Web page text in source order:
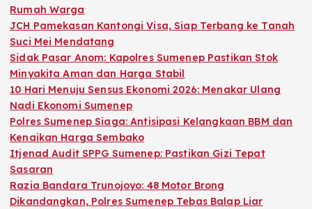
Rumah Warga
JCH Pamekasan Kantongi Visa, Siap Terbang ke Tanah
Suci Mei Mendatang
Sidak Pasar Anom: Kapolres Sumenep Pastikan Stok
Minyakita Aman dan Harga Stabil
10 Hari Menuju Sensus Ekonomi 2026: Menakar Ulang
Nadi Ekonomi Sumenep
Polres Sumenep Siaga: Antisipasi Kelangkaan BBM dan
Kenaikan Harga Sembako
Itjenad Audit SPPG Sumenep: Pastikan Gizi Tepat
Sasaran
Razia Bandara Trunojoyo: 48 Motor Brong
Dikandangkan, Polres Sumenep Tebas Balap Liar